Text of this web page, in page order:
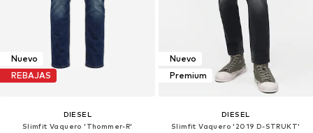
Nuevo
REBAJAS
DIESEL
Slimfit Vaquero 'Thommer-R'
Nuevo
Premium
DIESEL
Slimfit Vaquero '2019 D-STRUKT'